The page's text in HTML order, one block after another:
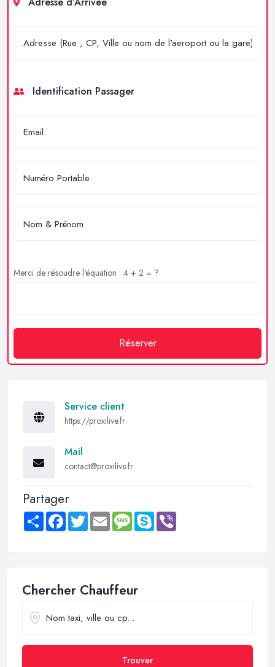
Identification Passager
Merci de résoudre l'équation : 4 + 2 = ?
Réserver
Service client
https://proxilive.fr
Mail
contact@proxilive.fr
Partager
Share FacebookTwitter Email MessageSkype
Chercher Chauffeur
Trouver